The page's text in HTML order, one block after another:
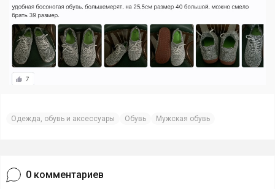
Одежда, обувь и аксессуары Обувь Мужская обувь
0 комментариев